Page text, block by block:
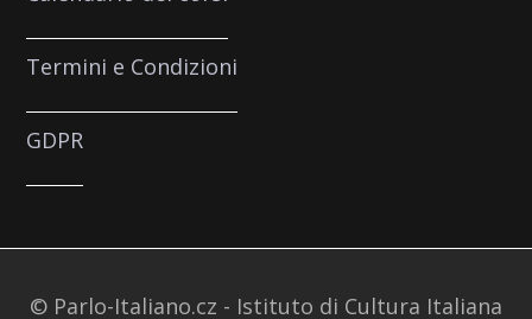
Termini e Condizioni
GDPR
© Parlo-Italiano.cz - Istituto di Cultura Italiana